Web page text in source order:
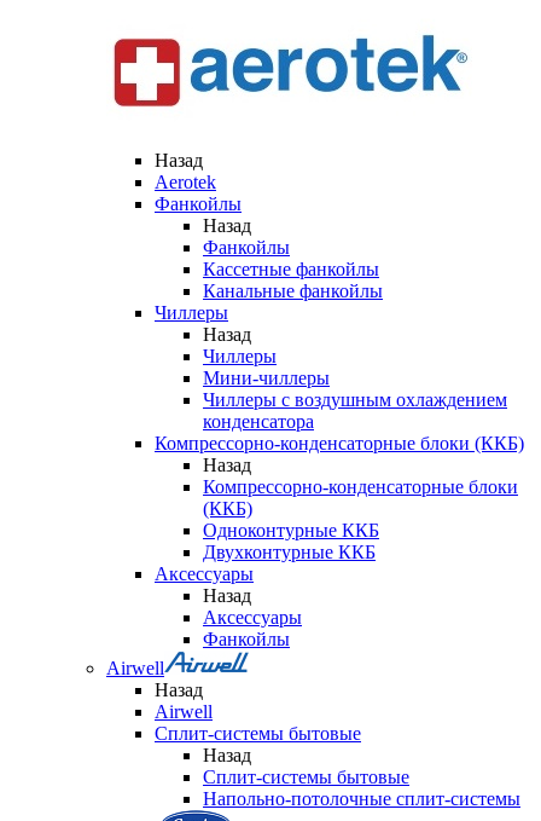
Назад
Aerotek
Фанкойлы
Назад
Фанкойлы
Кассетные фанкойлы
Канальные фанкойлы
Чиллеры
Назад
Чиллеры
Мини-чиллеры
Чиллеры с воздушным охлаждением
конденсатора
Компрессорно-конденсаторные блоки (ККБ)
Назад
Компрессорно-конденсаторные блоки
(ККБ)
Одноконтурные ККБ
Двухконтурные ККБ
Аксессуары
Назад
Аксессуары
Фанкойлы
Airwell
Назад
Airwell
Сплит-системы бытовые
Назад
Сплит-системы бытовые
Напольно-потолочные сплит-системы